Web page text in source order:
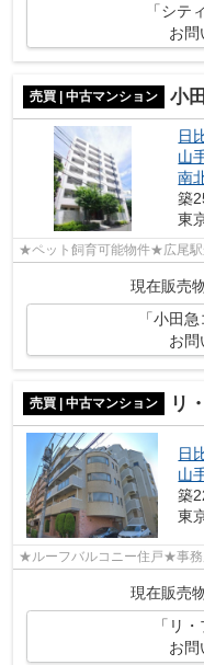
「シテ
お問
売買 | 中古マンション 小
日
山
南
築
東
★ペット飼育可能物件★広尾
現在販売
「小田
お問
売買 | 中古マンション リ
日
山
築
東
★ルーフバルコニー住戸★事
現在販売
「リ
お問